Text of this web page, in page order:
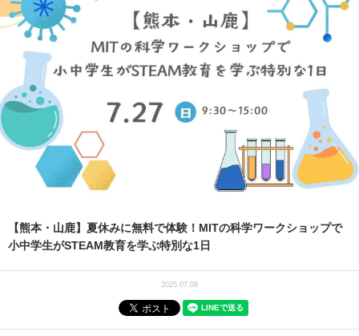
【熊本・山鹿】夏休みに無料で体験！MITの科学ワークショップで
小中学生がSTEAM教育を学ぶ特別な1日
2025.07.08